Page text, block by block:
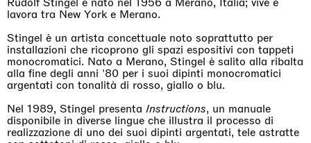
lavora tra New York e Merano.
Stingel è un artista concettuale noto soprattutto per
installazioni che ricoprono gli spazi espositivi con tappeti
monocromatici. Nato a Merano, Stingel è salito alla ribalta
alla fine degli anni '80 per i suoi dipinti monocromatici
argentati con tonalità di rosso, giallo o blu.
Nel 1989, Stingel presenta Instructions, un manuale
disponibile in diverse lingue che illustra il processo di
realizzazione di uno dei suoi dipinti argentati, tele astratte